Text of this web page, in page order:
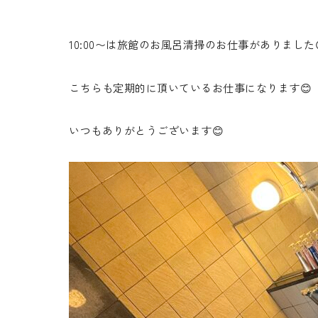
10:00〜は旅館のお風呂清掃のお仕事がありまし
こちらも定期的に頂いているお仕事になります😊
いつもありがとうございます😊